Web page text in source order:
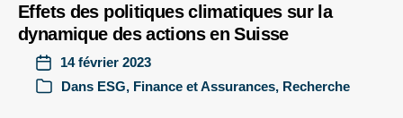
Effets des politiques climatiques sur la
dynamique des actions en Suisse
14 février 2023
Dans ESG, Finance et Assurances, Recherche